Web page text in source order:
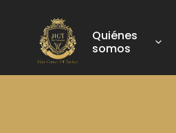
Quiénes
somos